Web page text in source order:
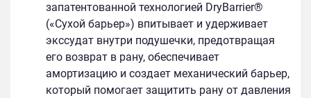
запатентованной технологией DryBarrier®
(«Сухой барьер») впитывает и удерживает
экссудат внутри подушечки, предотвращая
его возврат в рану, обеспечивает
амортизацию и создает механический барьер,
который помогает защитить рану от давления